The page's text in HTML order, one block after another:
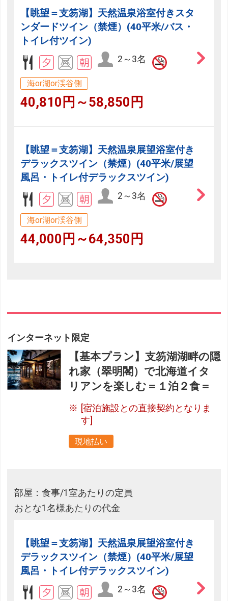
【眺望＝支笏湖】天然温泉浴室付きスタ
ンダードツイン（禁煙）(40平米/バス・
トイレ付ツイン)
2～3名
海or湖or渓谷側
40,810円～58,850円
【眺望＝支笏湖】天然温泉展望浴室付き
デラックスツイン（禁煙）(40平米/展望
風呂・トイレ付デラックスツイン)
2～3名
海or湖or渓谷側
44,000円～64,350円
インターネット限定
【基本プラン】支笏湖湖畔の隠
れ家（翠明閣）で北海道イタ
リアンを楽しむ＝１泊２食＝
[宿泊施設との直接契約となりま
す]
現地払い
部屋：食事/1室あたりの定員
おとな1名様あたりの代金
【眺望＝支笏湖】天然温泉展望浴室付き
デラックスツイン（禁煙）(40平米/展望
風呂・トイレ付デラックスツイン)
2～3名